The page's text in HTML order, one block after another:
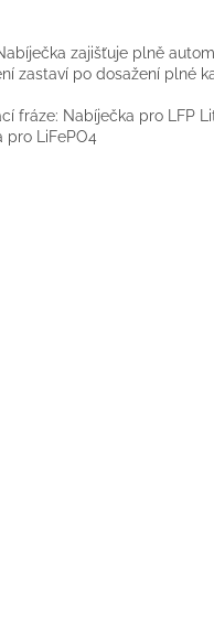
zajišťuje plně
zastaví po dosažení plné
fráze: Nabíječka pro LFP
pro LiFePO4